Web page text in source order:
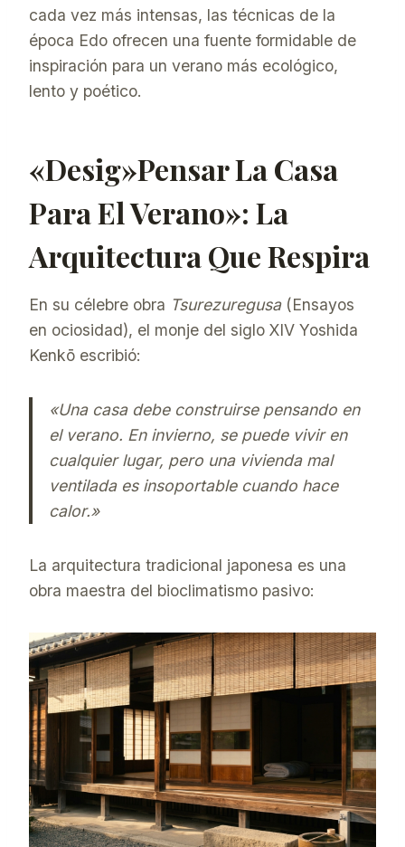
cada vez más intensas, las técnicas de la
época Edo ofrecen una fuente formidable de
inspiración para un verano más ecológico,
lento y poético.
«Desig»Pensar La Casa
Para El Verano»: La
Arquitectura Que Respira
En su célebre obra Tsurezuregusa(Ensayos
en ociosidad), el monje del siglo XIV Yoshida
Kenkō escribió:
«Una casa debe construirse pensando en
el verano. En invierno, se puede vivir en
cualquier lugar, pero una vivienda mal
ventilada es insoportable cuando hace
calor.»
La arquitectura tradicional japonesa es una
obra maestra del bioclimatismo pasivo: